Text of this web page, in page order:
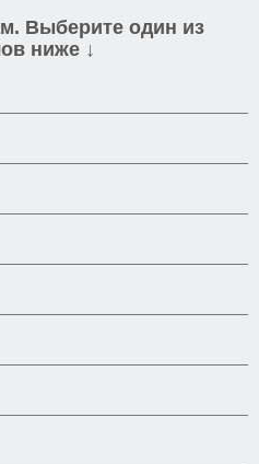
Выберите один из
ниже ↓